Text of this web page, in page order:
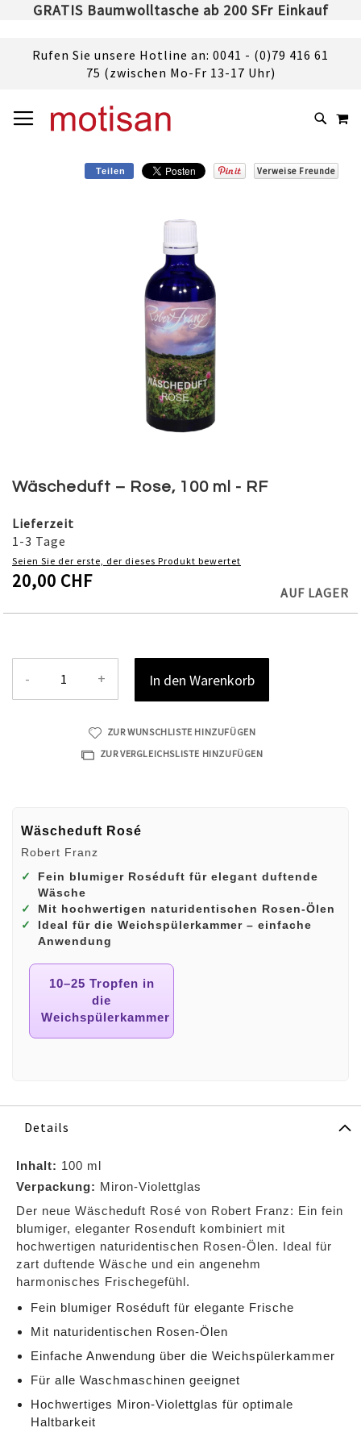
GRATIS Baumwolltasche ab 200 SFr Einkauf
Rufen Sie unsere Hotline an: 0041 - (0)79 416 61
75 (zwischen Mo-Fr 13-17 Uhr)
ZUM
INHALT
SUCHE
Teilen Verweise Freunde
to
beginning
of
the
images
gallery
Wäscheduft – Rose, 100 ml - RF
Lieferzeit
1-3 Tage
Seien Sie der erste, der dieses Produkt bewertet
20,00 CHF
AUF LAGER
- + In den Warenkorb
ZUR WUNSCHLISTE HINZUFÜGEN
ZUR VERGLEICHSLISTE HINZUFÜGEN
Wäscheduft Rosé
Robert Franz
✓
Fein blumiger Roséduft für elegant duftende
Wäsche
✓
Mit hochwertigen naturidentischen Rosen‑Ölen
✓
Ideal für die Weichspülerkammer – einfache
Anwendung
10–25 Tropfen in
die
Weichspülerkammer
Details
Inhalt: 100 ml
Verpackung: Miron‑Violettglas
Der neue Wäscheduft Rosé von Robert Franz: Ein fein
blumiger, eleganter Rosenduft kombiniert mit
hochwertigen naturidentischen Rosen‑Ölen. Ideal für
zart duftende Wäsche und ein angenehm
harmonisches Frischegefühl.
Fein blumiger Roséduft für elegante Frische
Mit naturidentischen Rosen‑Ölen
Einfache Anwendung über die Weichspülerkammer
Für alle Waschmaschinen geeignet
Hochwertiges Miron‑Violettglas für optimale
Haltbarkeit